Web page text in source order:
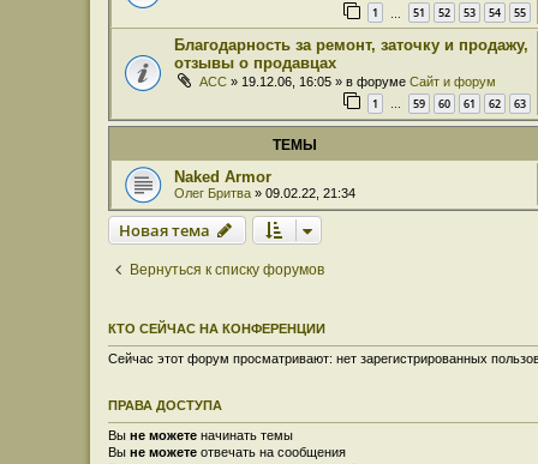
1 51 52 53 54 55
Благодарность за ремонт, заточку и продажу,
отзывы о продавцах
ACC » 19.12.06, 16:05 » в форуме Сайт и форум
1 … 59 60 61 62 63
ТЕМЫ
Naked Armor
Олег Бритва » 09.02.22, 21:34
Новая тема
Вернуться к списку форумов
КТО СЕЙЧАС НА КОНФЕРЕНЦИИ
Сейчас этот форум просматривают: нет зарегистрированных
ПРАВА ДОСТУПА
Вы не можете начинать темы
Вы не можете отвечать на сообщения